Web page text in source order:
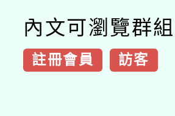
內文可瀏覽群組
註冊會員 訪客